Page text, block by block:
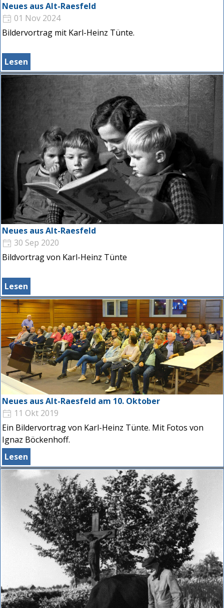
Neues aus Alt-Raesfeld
01 Nov 2024
Bildervortrag mit Karl-Heinz Tünte.
Lesen
Neues aus Alt-Raesfeld
30 Sep 2020
Bildvortrag von Karl-Heinz Tünte
Lesen
Neues aus Alt-Raesfeld am 10. Oktober
11 Okt 2019
Ein Bildervortrag von Karl-Heinz Tünte. Mit Fotos von
Ignaz Böckenhoff.
Lesen